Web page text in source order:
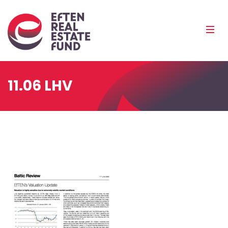
11.06 LHV